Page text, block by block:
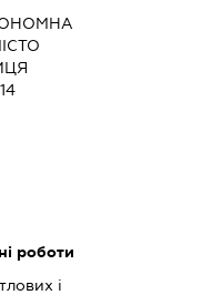
роботи
і